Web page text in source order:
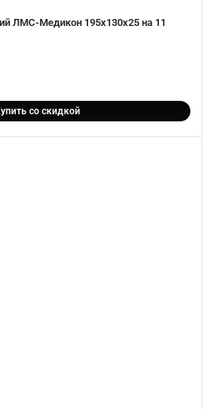
ЛМС-Медикон 195х130х25 на 11
со скидкой